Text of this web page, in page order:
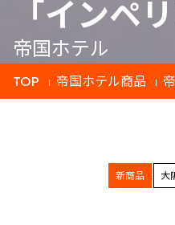
「インペ
帝国ホテル
TOP 帝国ホテル商品
新商品 大